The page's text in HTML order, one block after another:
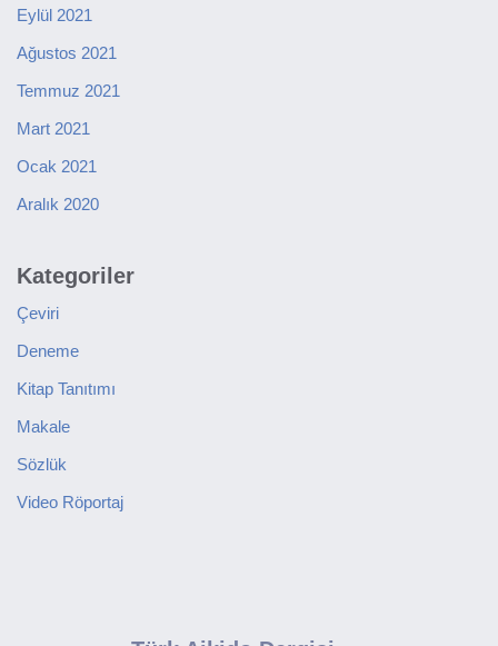
Eylül 2021
Ağustos 2021
Temmuz 2021
Mart 2021
Ocak 2021
Aralık 2020
Kategoriler
Çeviri
Deneme
Kitap Tanıtımı
Makale
Sözlük
Video Röportaj